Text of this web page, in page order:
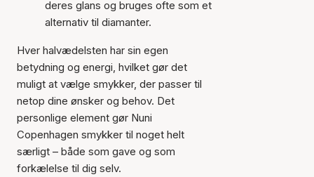
deres glans og bruges ofte som et
alternativ til diamanter.
Hver halvædelsten har sin egen
betydning og energi, hvilket gør det
muligt at vælge smykker, der passer til
netop dine ønsker og behov. Det
personlige element gør Nuni
Copenhagen smykker til noget helt
særligt – både som gave og som
forkælelse til dig selv.